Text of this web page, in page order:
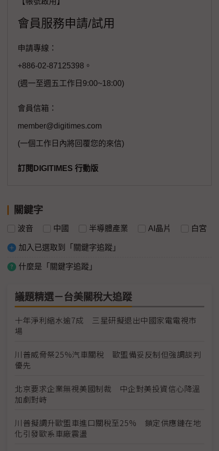
會員服務申請/試用
申請專線：
+886-02-87125398。
(週一至週五工作日9:00~18:00)
會員信箱：
member@digitimes.com
(一個工作日內將回覆您的來信)
訂閱DIGITIMES 行動版
關鍵字
波音 中國 半導體產業 AI晶片 白宮
加入已選取到「關鍵字追蹤」
什麼是「關鍵字追蹤」
議題精選－台美關稅大追蹤
十年淨利縮水逾7成 三星研擬退出中國家電電視市
場
川普威脅祭25%汽車關稅 歐盟備妥反制但強調談判
優先
北京要求企業無視美國制裁 中企對美投資信心降溫
加劇對峙
川普擬調升歐盟車進口關稅至25% 鎖定供應鏈在地
化引發歐系車廠震盪